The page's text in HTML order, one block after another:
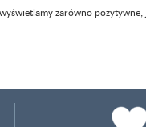
zarówno pozytywne,